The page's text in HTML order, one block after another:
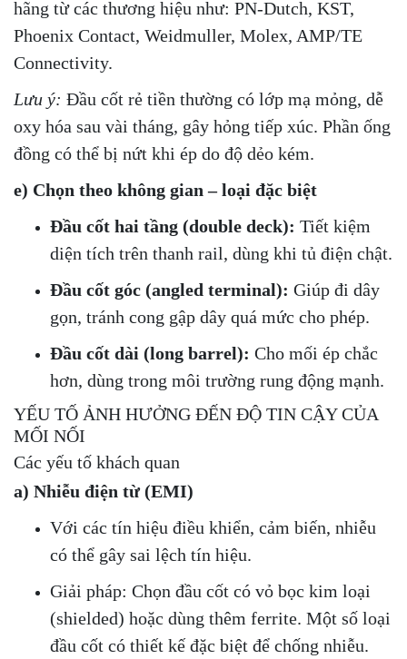
hãng từ các thương hiệu như: PN-Dutch, KST,
Phoenix Contact, Weidmuller, Molex, AMP/TE
Connectivity.
Lưu ý: Đầu cốt rẻ tiền thường có lớp mạ mỏng, dễ
oxy hóa sau vài tháng, gây hỏng tiếp xúc. Phần ống
đồng có thể bị nứt khi ép do độ dẻo kém.
e) Chọn theo không gian – loại đặc biệt
Đầu cốt hai tầng (double deck): Tiết kiệm
diện tích trên thanh rail, dùng khi tủ điện chật.
Đầu cốt góc (angled terminal): Giúp đi dây
gọn, tránh cong gập dây quá mức cho phép.
Đầu cốt dài (long barrel): Cho mối ép chắc
hơn, dùng trong môi trường rung động mạnh.
YẾU TỐ ẢNH HƯỞNG ĐẾN ĐỘ TIN CẬY CỦA
MỐI NỐI
Các yếu tố khách quan
a) Nhiễu điện từ (EMI)
Với các tín hiệu điều khiển, cảm biến, nhiễu
có thể gây sai lệch tín hiệu.
Giải pháp: Chọn đầu cốt có vỏ bọc kim loại
(shielded) hoặc dùng thêm ferrite. Một số loại
đầu cốt có thiết kế đặc biệt để chống nhiễu.